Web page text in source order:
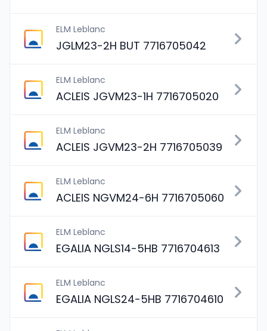
ELM Leblanc
JGLM23-2H BUT 7716705042
ELM Leblanc
ACLEIS JGVM23-1H 7716705020
ELM Leblanc
ACLEIS JGVM23-2H 7716705039
ELM Leblanc
ACLEIS NGVM24-6H 7716705060
ELM Leblanc
EGALIA NGLS14-5HB 7716704613
ELM Leblanc
EGALIA NGLS24-5HB 7716704610